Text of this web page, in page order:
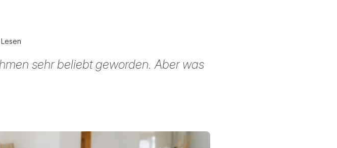
sehr beliebt geworden. Aber was